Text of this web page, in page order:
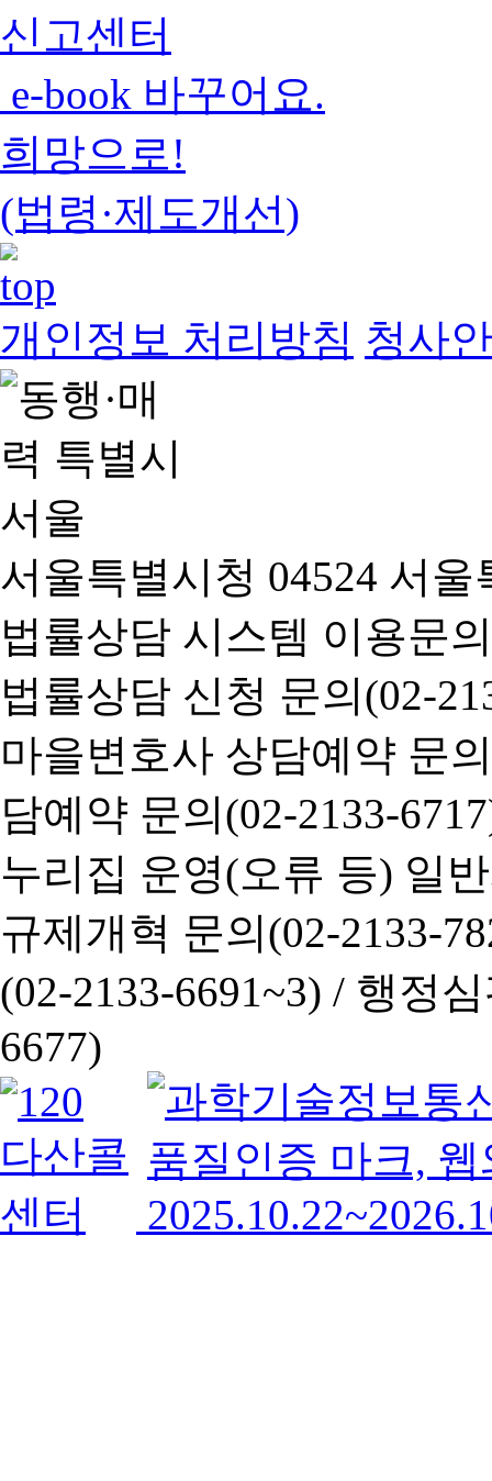
신고센터
e-book 바꾸어요.
희망으로!
(법령·제도개선)
개인정보 처리방침 청사
서울특별시청 04524 서
법률상담 시스템 이용문
법률상담 신청 문의(02-
마을변호사 상담예약 문
담예약 문의(02-2133-
누리집 운영(오류 등) 일
규제개혁 문의(02-2133-
(02-2133-6691~3) / 행정심
6677)